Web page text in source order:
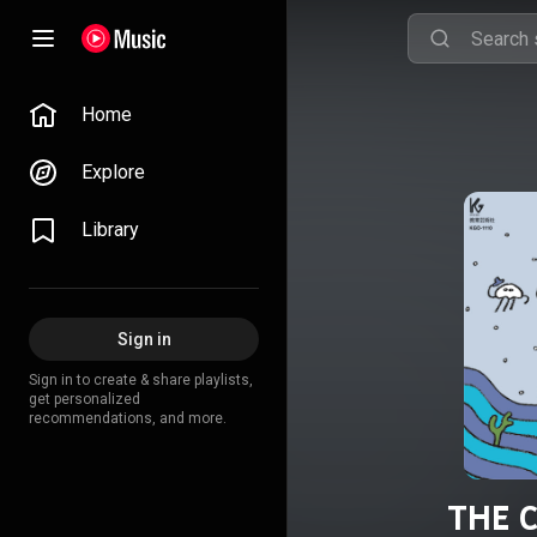
Home
Explore
Library
Sign in
Sign in to create & share playlists,
get personalized
recommendations, and more.
THE